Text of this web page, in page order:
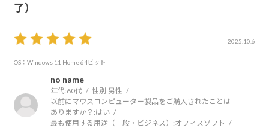
了）
2025.10.6
OS：Windows 11 Home 64ビット
no name
年代:60代 性別:男性
以前にマウスコンピューター製品をご購入されたことは
ありますか？:はい
最も使用する用途（一般・ビジネス）:オフィスソフト